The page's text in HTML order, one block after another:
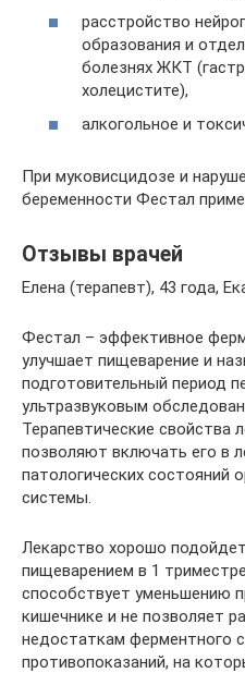
расстройство
образования и
болезнях ЖКТ
холецистите),
алкогольное и
При муковисцидозе и
беременности Фестал
Отзывы врачей
Елена (терапевт), 43 года,
Фестал – эффективное
улучшает пищеварение и
подготовительный период
ультразвуковым
Терапевтические свойства
позволяют включать его в
патологических состояний
системы.
Лекарство хорошо
пищеварением в 1
способствует уменьшению
кишечнике и не позволяет
недостаткам ферментного
противопоказаний, на